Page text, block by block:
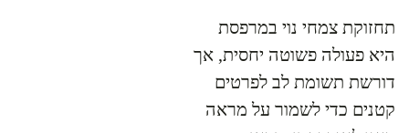
תחזוקת צמחי נוי במרפסת
היא פעולה פשוטה יחסית, אך
דורשת תשומת לב לפרטים
קטנים כדי לשמור על מראה